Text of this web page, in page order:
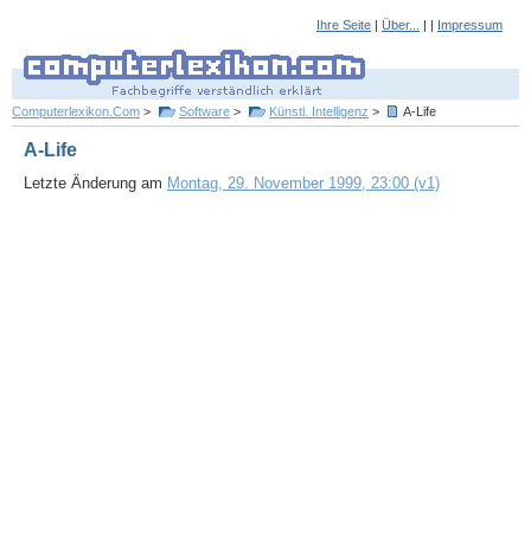
Ihre Seite | Über... | | Impressum
Computerlexikon.Com > Software > Künstl. Intelligenz > A-Life
A-Life
Letzte Änderung am Montag, 29. November 1999, 23:00 (v1)